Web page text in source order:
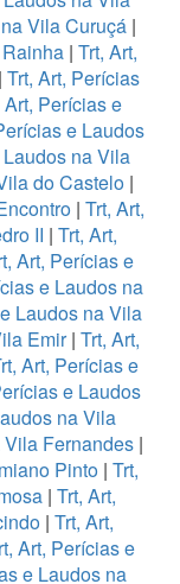
Vila Curuçá |
| Trt, Art,
Trt, Art, Perícias
Art, Perícias e
e Laudos
na Vila
do Castelo |
| Trt, Art,
II | Trt, Art,
Art, Perícias e
e Laudos na
Laudos na Vila
Emir| Trt, Art,
Art, Perícias e
e Laudos
na Vila
Fernandes |
Pinto | Trt,
| Trt, Art,
| Trt, Art,
Art, Perícias e
e Laudos na